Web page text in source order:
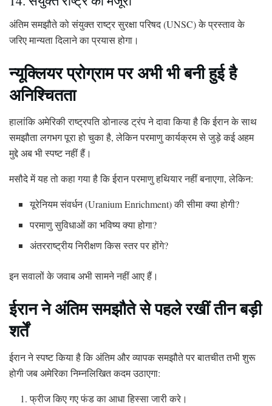
अंतिम समझौते को संयुक्त राष्ट्र सुरक्षा परिषद (UNSC) के प्रस्ताव के
जरिए मान्यता दिलाने का प्रयास होगा।
न्यूक्लियर प्रोग्राम पर अभी भी बनी हुई है
अनिश्चितता
हालांकि अमेरिकी राष्ट्रपति डोनाल्ड ट्रंप ने दावा किया है कि ईरान के साथ
समझौता लगभग पूरा हो चुका है, लेकिन परमाणु कार्यक्रम से जुड़े कई अहम
मुद्दे अब भी स्पष्ट नहीं हैं।
मसौदे में यह तो कहा गया है कि ईरान परमाणु हथियार नहीं बनाएगा, लेकिन:
यूरेनियम संवर्धन (Uranium Enrichment) की सीमा क्या होगी?
परमाणु सुविधाओं का भविष्य क्या होगा?
अंतरराष्ट्रीय निरीक्षण किस स्तर पर होंगे?
इन सवालों के जवाब अभी सामने नहीं आए हैं।
ईरान ने अंतिम समझौते से पहले रखीं तीन बड़ी
शर्तें
ईरान ने स्पष्ट किया है कि अंतिम और व्यापक समझौते पर बातचीत तभी शुरू
होगी जब अमेरिका निम्नलिखित कदम उठाएगा:
फ्रीज किए गए फंड का आधा हिस्सा जारी करे।